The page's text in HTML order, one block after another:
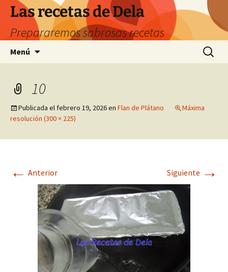
Saltar
contenido
Las recetas de Dela
Prepararemos sabrosas recetas
Menú Buscar:
10
Publicada el febrero 19, 2026en Flan de Plátano
Máxima
resolución (300 × 225)
← Anterior Siguiente →